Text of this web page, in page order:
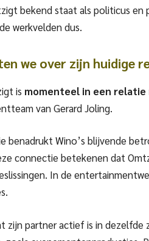
bekend staat als politicus
werkvelden dus.
we over zijn huidige
is momenteel in een
van Gerard Joling.
benadrukt Wino’s blijvende
connectie betekenen dat
In de
zijn partner actief is in dezelfde